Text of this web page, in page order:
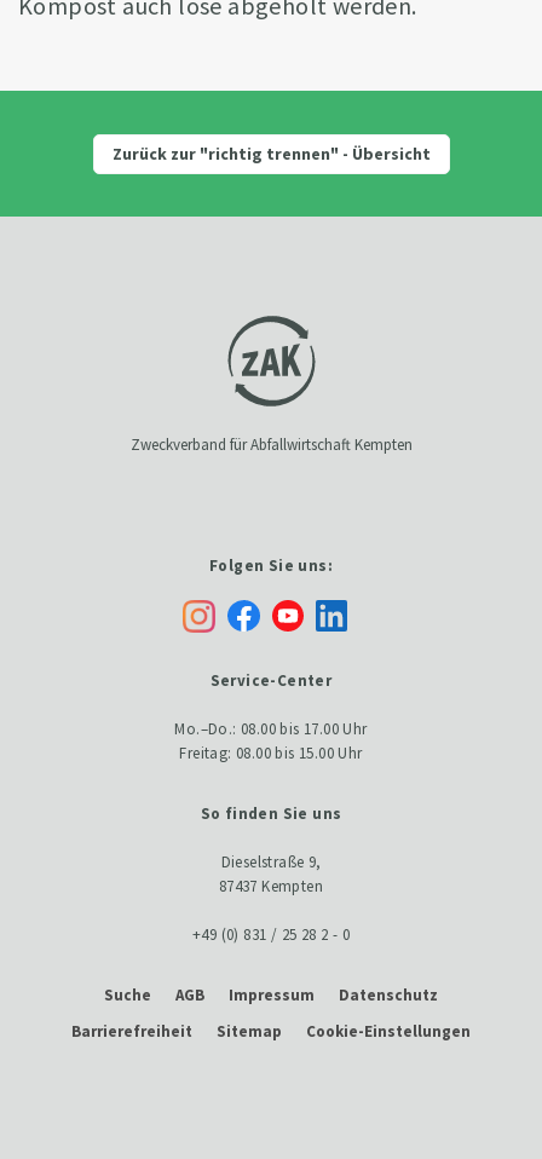
Zurück zur "richtig trennen" - Übersicht
Zweckverband für Abfallwirtschaft Kempten
Folgen Sie uns:
Service-Center
Mo.–Do.: 08.00 bis 17.00 Uhr
Freitag: 08.00 bis 15.00 Uhr
So finden Sie uns
Dieselstraße 9,
87437 Kempten
+49 (0) 831 / 25 28 2 - 0
Suche AGB Impressum
Datenschutz
Barrierefreiheit
Sitemap Cookie-Einstellungen